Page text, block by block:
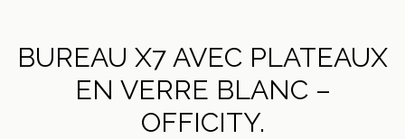
BUREAU X7 AVEC PLATEAUX
EN VERRE BLANC –
OFFICITY.